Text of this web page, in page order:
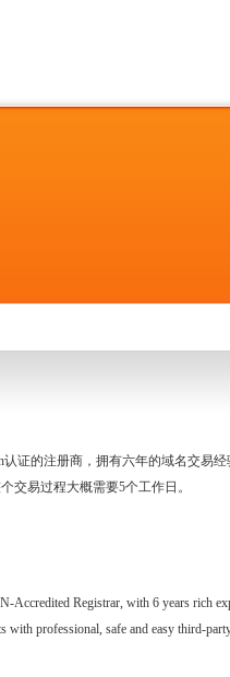
证的注册商，拥有六年的域名交易
交易过程大概需要5个工作日。
Registrar, with 6 years rich
professional, safe and easy third-